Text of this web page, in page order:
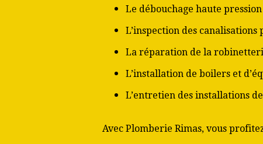
Le débouchage haute
L’inspection des canalisations
La réparation de la
L’installation de boilers et
L’entretien des installations
Avec Plomberie Rimas, vous